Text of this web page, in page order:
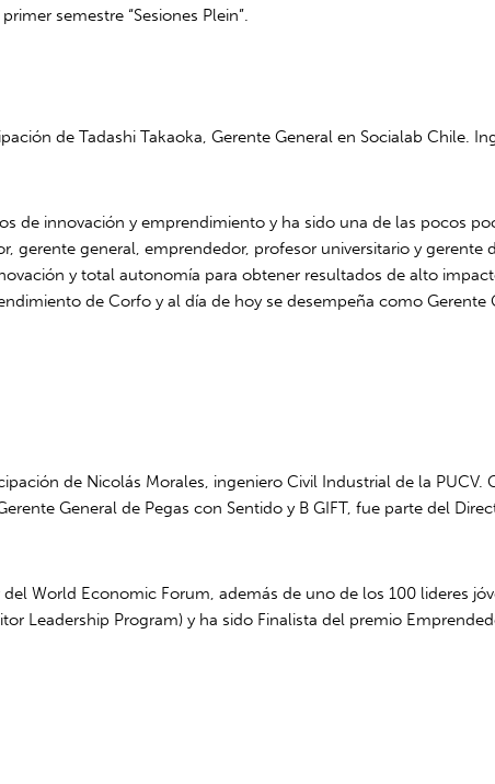
semestre “Sesiones Plein”.
de Tadashi Takaoka, Gerente General en Socialab Chile.
de innovación y emprendimiento y ha sido una de las pocos
gerente general, emprendedor, profesor universitario y
y total autonomía para obtener resultados de alto
de Corfo y al día de hoy se desempeña como Gerente
de Nicolás Morales, ingeniero Civil Industrial de la
General de Pegas con Sentido y B GIFT, fue parte del
World Economic Forum, además de uno de los 100 lideres
Leadership Program) y ha sido Finalista del premio